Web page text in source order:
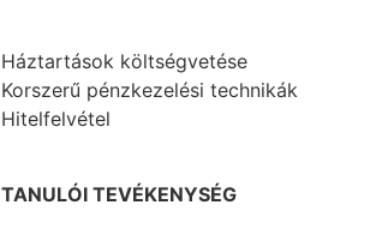
Háztartások költségvetése
Korszerű pénzkezelési technikák
Hitelfelvétel
TANULÓI TEVÉKENYSÉG